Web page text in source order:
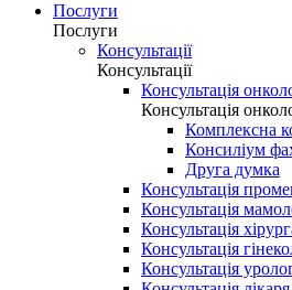
Послуги
Послуги
Консультації
Консультації
Консультація
Консультація
Комплексна
Консиліум
Друга думка
Консультація
Консультація
Консультація
Консультація
Консультація